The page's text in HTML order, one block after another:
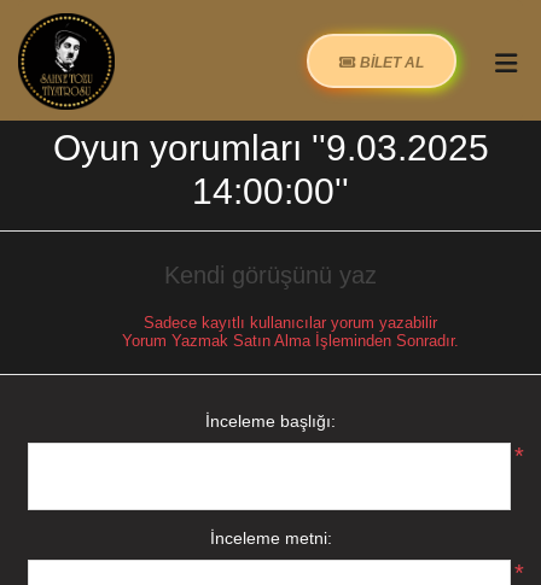
BİLET AL
Oyun yorumları
9.03.2025
14:00:00
Kendi görüşünü yaz
Sadece kayıtlı kullanıcılar yorum yazabilir
Yorum Yazmak Satın Alma İşleminden Sonradır.
İnceleme başlığı:
*
İnceleme metni:
*